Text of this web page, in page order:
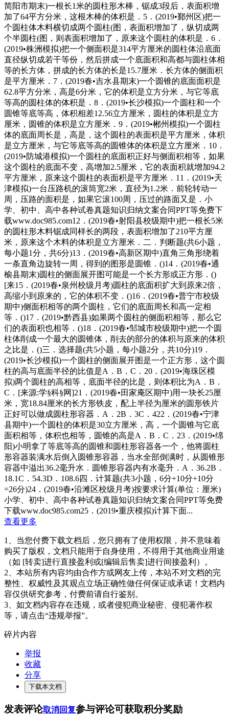
简阳市期末)一根长1米的圆柱形木棒，锯成3段后，表面积增
加了64平方分米，这根木棒的体积是．5．(2019•鄞州区)把一
个圆柱体木料横切成两个圆柱(图，表面积增加了，纵切成两
个半圆柱(图，则表面积增加了，原来这个圆柱的体积是．6．
(2019•株洲模拟)把一个侧面积是314平方厘米的圆柱体沿底面
直径纵切成若干等份，然后拼成一个底面积和高都与圆柱体相
等的长方体，拼成的长方体的长是15.7厘米．长方体的侧面积
是平方厘米．7．(2019春•吉水县期末)一个圆锥的底面面积是
62.8平方分米，高是6分米，它的体积是立方分米，与它等底
等高的圆柱体的体积是．8．(2019•长沙模拟)一个圆柱和一个
圆锥等底等高，体积相差12.56立方厘米，圆柱的体积是立方
厘米，圆锥的体积是立方厘米．9．(2019•郴州模拟)一个圆柱
体的底面周长是，高是，这个圆柱的表面积是平方厘米，体积
是立方厘米，与它等底等高的圆锥体的体积是立方厘米．10．
(2019•防城港模拟)一个圆柱的底面积正好与侧面积相等，如果
这个圆柱的底面不变，高增加2.5厘米，它的表面积就增加94.2
平方厘米，原来这个圆柱的表面积是平方厘米．11．(2019•天
津模拟)一台压路机的滚筒宽2米，直径为1.2米．前轮转动一
周，压路的面积是，如果它滚100周，压过的路面又是．小
学、初中、高中各种试卷真题知识归纳文案合同PPT等免费下
载www.doc985.com12．(2019春•射阳县校级期中)把一根长5米
的圆柱形木料锯成同样长的两段，表面积增加了210平方厘
米，原来这个木料的体积是立方厘米．二．判断题(共6小题，
每小题1分，共6分)13．(2019春•高新区期中)直角三角形绕着
一条直角边旋转一周，得到的图形是圆锥．()14．(2019春•通
榆县期末)圆柱的侧面展开图可能是一个长方形或正方形．()
[来15．(2019春•泉州校级月考)圆柱的底面积扩大到原来2倍，
高缩小到原来的，它的体积不变．()16．(2019春•普宁市校级
期中)侧面积相等的两个圆柱，它们的底面周长和高一定相
等．()17．(2019•黔西县)如果两个圆柱的侧面积相等，那么它
们的表面积也相等．()18．(2019春•邹城市校级期中)把一个圆
柱体削成一个最大的圆锥体，削去的部分的体积与原来的体积
之比是．()三．选择题(共5小题，每小题2分，共10分)19．
(2019•长沙模拟)一个圆柱的侧面展开图是一个正方形，这个圆
柱的高与底面半径的比值是A．B．C．20．(2019•海珠区模
拟)两个圆柱的高相等，底面半径的比是，则体积比为A．B．
C．[来源:学§科§网]21．(2019春•田家庵区期中)用一块长25厘
米，宽18.84厘米的长方形铁皮，配上半径为厘米的圆形铁片
正好可以做成圆柱形容器．A．2B．3C．422．(2019春•宁津
县期中)一个圆柱的体积是30立方厘米，高，一个圆锥与它底
面积相等，体积也相等，圆锥的高是A．B．C．23．(2019•绵
阳)小明拿了等底等高的圆锥和圆柱形容器各一个，他将圆柱
形容器装满水后倒入圆锥形容器，当水全部倒满时，从圆锥形
容器中溢出36.2毫升水．圆锥形容器内有水毫升．A．36.2B．
18.1C．54.3D．108.6四．计算题(共3小题，6分+10分+10分
=26分)24．(2019春•沿滩区校级月考)按要求计算(单位：厘米)
小学、初中、高中各种试卷真题知识归纳文案合同PPT等免费
下载www.doc985.com25．(2019•重庆模拟)计算下面...
查看更多
1、当您付费下载文档后，您只拥有了使用权限，并不意味着
购买了版权，文档只能用于自身使用，不得用于其他商业用途
（如 [转卖]进行直接盈利或[编辑后售卖]进行间接盈利）。
2、本站所有内容均由合作方或网友上传，本站不对文档的完
整性、权威性及其观点立场正确性做任何保证或承诺！文档内
容仅供研究参考，付费前请自行鉴别。
3、如文档内容存在违规，或者侵犯商业秘密、侵犯著作权
等，请点击“违规举报”。
碎片内容
举报
收藏
分享
下载本文档
发表评论取消回复参与评论可获取积分奖励